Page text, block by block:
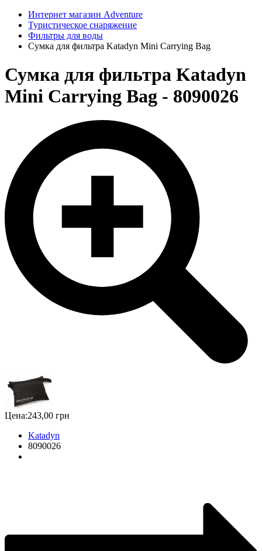
Интернет магазин Adventure
Туристическое снаряжение
Фильтры для воды
Сумка для фильтра Katadyn Mini Carrying Bag
Сумка для фильтра Katadyn
Mini Carrying Bag - 8090026
Цена:243,00 грн
Katadyn
8090026